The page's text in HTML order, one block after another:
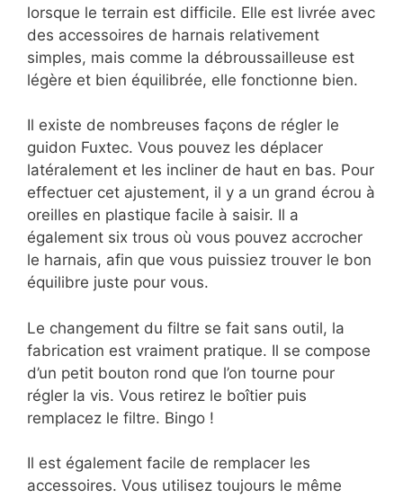
lorsque le terrain est difficile. Elle est livrée avec
des accessoires de harnais relativement
simples, mais comme la débroussailleuse est
légère et bien équilibrée, elle fonctionne bien.
Il existe de nombreuses façons de régler le
guidon Fuxtec. Vous pouvez les déplacer
latéralement et les incliner de haut en bas. Pour
effectuer cet ajustement, il y a un grand écrou à
oreilles en plastique facile à saisir. Il a
également six trous où vous pouvez accrocher
le harnais, afin que vous puissiez trouver le bon
équilibre juste pour vous.
Le changement du filtre se fait sans outil, la
fabrication est vraiment pratique. Il se compose
d’un petit bouton rond que l’on tourne pour
régler la vis. Vous retirez le boîtier puis
remplacez le filtre. Bingo !
Il est également facile de remplacer les
accessoires. Vous utilisez toujours le même